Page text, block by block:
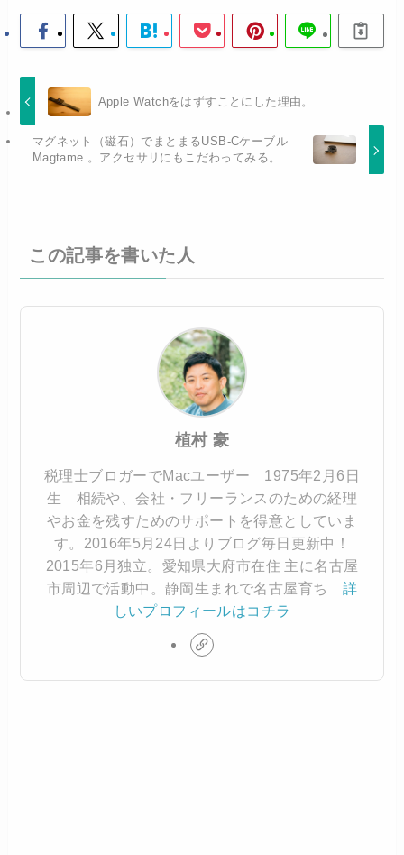
Apple Watchをはずすことにした理由。
マグネット（磁石）でまとまるUSB-Cケーブル
Magtame 。アクセサリにもこだわってみる。
この記事を書いた人
植村 豪
税理士ブロガーでMacユーザー 1975年2月6日
生 相続や、会社・フリーランスのための経理
やお金を残すためのサポートを得意としていま
す。2016年5月24日よりブログ毎日更新中！
2015年6月独立。愛知県大府市在住 主に名古屋
市周辺で活動中。静岡生まれで名古屋育ち 詳
しいプロフィールはコチラ